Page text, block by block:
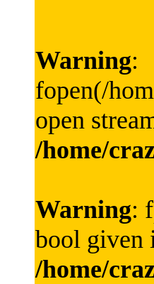
Warning:
fopen(/
open
/home/
Warning:
bool given
/home/